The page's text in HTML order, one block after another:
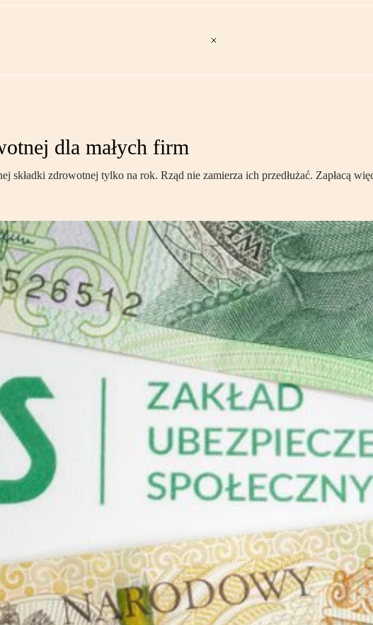
dla małych firm
składki zdrowotnej tylko na rok. Rząd nie zamierza ich przedłużać. Zapłacą